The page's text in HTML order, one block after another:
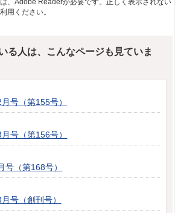
、Adobe Readerが必要です。正しく表示されない
用ください。
る人は、こんなページも見ていま
号（第155号）
号（第156号）
号（第168号）
号（創刊号）